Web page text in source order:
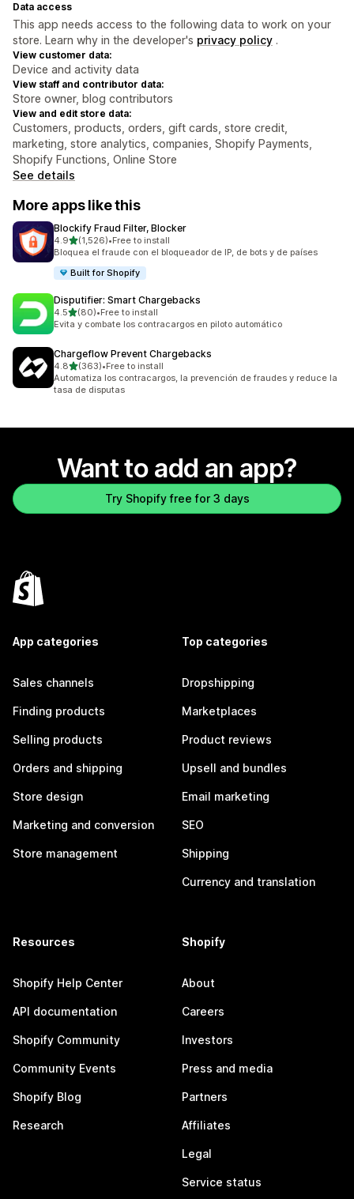
Data access
This app needs access to the following data to work on your
store. Learn why in the developer's privacy policy .
View customer data:
Device and activity data
View staff and contributor data:
Store owner, blog contributors
View and edit store data:
Customers, products, orders, gift cards, store credit,
marketing, store analytics, companies, Shopify Payments,
Shopify Functions, Online Store
See details
More apps like this
Blockify Fraud Filter, Blocker
4.9out of 5 stars
(1,526)
1526 total reviews
•Free to install
Bloquea el fraude con el bloqueador de IP, de bots y de países
Built for Shopify
Disputifier: Smart Chargebacks
4.5out of 5 stars
(80)
80 total reviews
•Free to install
Evita y combate los contracargos en piloto automático
Chargeflow Prevent Chargebacks
4.8out of 5 stars
(363)
363 total reviews
•Free to install
Automatiza los contracargos, la prevención de fraudes y reduce la
tasa de disputas
Want to add an app?
Try Shopify free for 3 days
App categories
Sales channels
Finding products
Selling products
Orders and shipping
Store design
Marketing and conversion
Store management
Top categories
Dropshipping
Marketplaces
Product reviews
Upsell and bundles
Email marketing
SEO
Shipping
Currency and translation
Resources
Shopify Help Center
API documentation
Shopify Community
Community Events
Shopify Blog
Research
Shopify
About
Careers
Investors
Press and media
Partners
Affiliates
Legal
Service status